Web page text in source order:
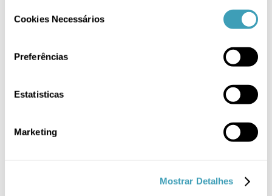
Selection
Cookies Necessários
Preferências
Estatisticas
Marketing
Mostrar Detalhes
Passeio (5)
Têxtil
(14)